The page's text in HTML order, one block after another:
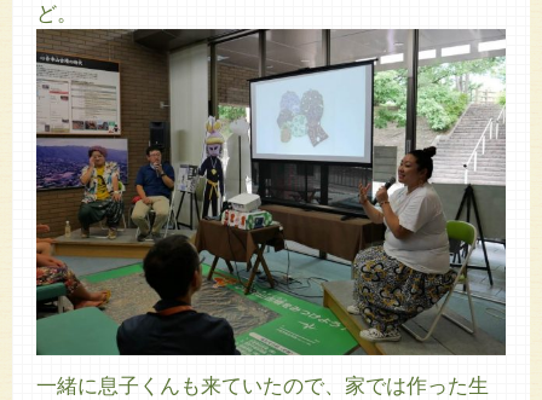
ど。
一緒に息子くんも来ていたので、家では作った生